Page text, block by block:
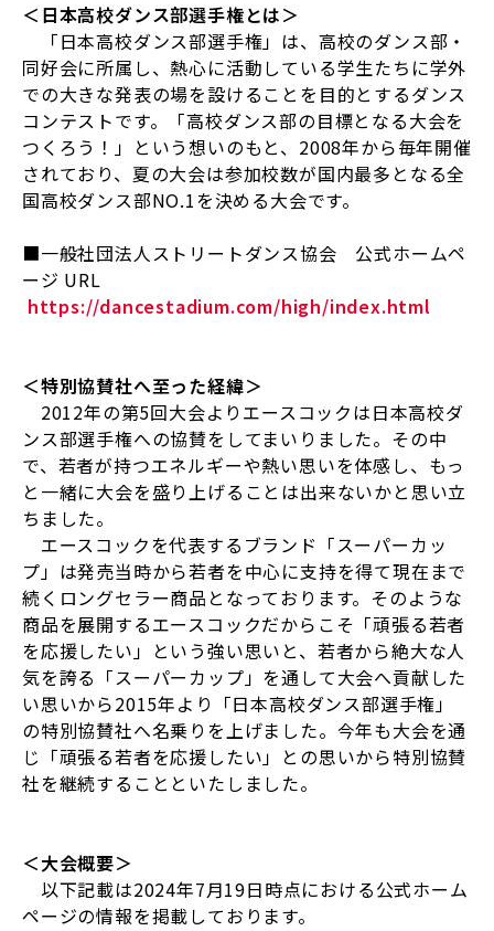
＜日本高校ダンス部選手権とは＞
「日本高校ダンス部選手権」は、高校のダンス部・
同好会に所属し、熱心に活動している学生たちに学外
での大きな発表の場を設けることを目的とするダンス
コンテストです。「高校ダンス部の目標となる大会を
つくろう！」という想いのもと、 2008年から毎年開催
されており、夏の大会は参加校数が国内最多となる全
国高校ダンス部NO.1を決める大会です。
■一般社団法人ストリートダンス協会 公式ホームペ
ージ URL
https://dancestadium.com/high/index.html
＜特別協賛社へ至った経緯＞
2012年の第5回大会よりエースコックは日本高校ダ
ンス部選手権への協賛をしてまいりました。その中
で、若者が持つエネルギーや熱い思いを体感し、もっ
と一緒に大会を盛り上げることは出来ないかと思い立
ちました。
エースコックを代表するブランド「スーパーカッ
プ」は発売当時から若者を中心に支持を得て現在まで
続くロングセラー商品となっております。そのような
商品を展開するエースコックだからこそ「頑張る若者
を応援したい」という強い思いと、若者から絶大な人
気を誇る「スーパーカップ」を通して大会へ貢献した
い思いから2015年より「日本高校ダンス部選手権」
の特別協賛社へ名乗りを上げました。今年も大会を通
じ「頑張る若者を応援したい」との思いから特別協賛
社を継続することといたしました。
＜大会概要＞
以下記載は2024年7月19日時点における公式ホーム
ページの情報を掲載しております。